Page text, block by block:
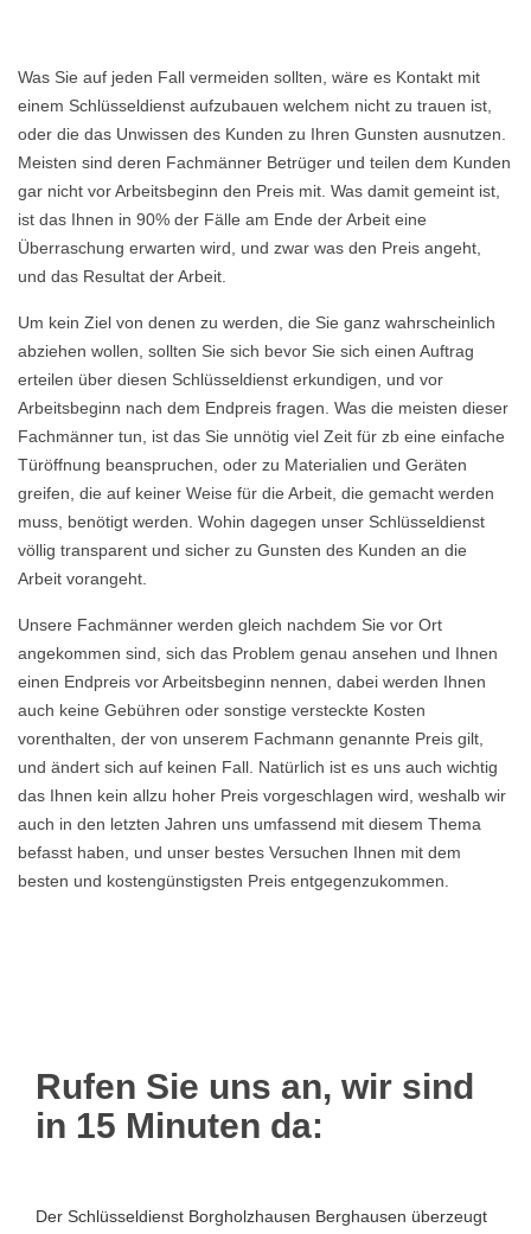
Was Sie auf jeden Fall vermeiden sollten, wäre es Kontakt mit
einem Schlüsseldienst aufzubauen welchem nicht zu trauen ist,
oder die das Unwissen des Kunden zu Ihren Gunsten ausnutzen.
Meisten sind deren Fachmänner Betrüger und teilen dem Kunden
gar nicht vor Arbeitsbeginn den Preis mit. Was damit gemeint ist,
ist das Ihnen in 90% der Fälle am Ende der Arbeit eine
Überraschung erwarten wird, und zwar was den Preis angeht,
und das Resultat der Arbeit.
Um kein Ziel von denen zu werden, die Sie ganz wahrscheinlich
abziehen wollen, sollten Sie sich bevor Sie sich einen Auftrag
erteilen über diesen Schlüsseldienst erkundigen, und vor
Arbeitsbeginn nach dem Endpreis fragen. Was die meisten dieser
Fachmänner tun, ist das Sie unnötig viel Zeit für zb eine einfache
Türöffnung beanspruchen, oder zu Materialien und Geräten
greifen, die auf keiner Weise für die Arbeit, die gemacht werden
muss, benötigt werden. Wohin dagegen unser Schlüsseldienst
völlig transparent und sicher zu Gunsten des Kunden an die
Arbeit vorangeht.
Unsere Fachmänner werden gleich nachdem Sie vor Ort
angekommen sind, sich das Problem genau ansehen und Ihnen
einen Endpreis vor Arbeitsbeginn nennen, dabei werden Ihnen
auch keine Gebühren oder sonstige versteckte Kosten
vorenthalten, der von unserem Fachmann genannte Preis gilt,
und ändert sich auf keinen Fall. Natürlich ist es uns auch wichtig
das Ihnen kein allzu hoher Preis vorgeschlagen wird, weshalb wir
auch in den letzten Jahren uns umfassend mit diesem Thema
befasst haben, und unser bestes Versuchen Ihnen mit dem
besten und kostengünstigsten Preis entgegenzukommen.
Rufen Sie uns an, wir sind
in 15 Minuten da:
Der Schlüsseldienst Borgholzhausen Berghausen überzeugt